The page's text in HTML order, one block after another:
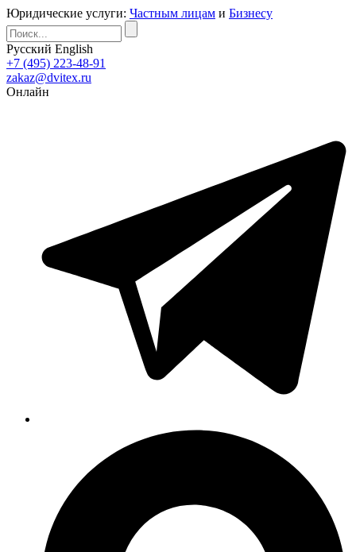
Юридические услуги: Частным лицам и Бизнесу
Русский English
+7 (495) 223-48-91
zakaz@dvitex.ru
Онлайн